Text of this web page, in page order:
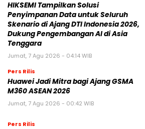
HIKSEMI Tampilkan Solusi
Penyimpanan Data untuk Seluruh
Skenario di Ajang DTI Indonesia 2026,
Dukung Pengembangan AI di Asia
Tenggara
Jumat, 7 Agu 2026 - 04:14 WIB
Pers Rilis
Huawei Jadi Mitra bagi Ajang GSMA
M360 ASEAN 2026
Jumat, 7 Agu 2026 - 00:42 WIB
Pers Rilis